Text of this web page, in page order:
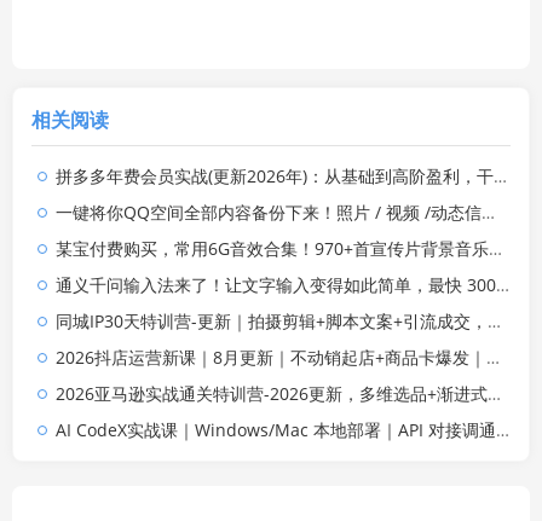
相关阅读
拼多多年费会员实战(更新2026年)：从基础到高阶盈利，干货拉满，帮你建立稳定盈利运营知识体系
一键将你QQ空间全部内容备份下来！照片 / 视频 /动态信息全存本地，Github最新开源项目 QzoneArchive
某宝付费购买，常用6G音效合集！970+首宣传片背景音乐，无版权可商用大气素材，分类清晰，高质量内容
通义千问输入法来了！让文字输入变得如此简单，最快 300 字/分，AI 自动润色，说话秒变工整文字
同城IP30天特训营-更新｜拍摄剪辑+脚本文案+引流成交，打爆本地流量提升门店业绩实操教学
2026抖店运营新课｜8月更新｜不动销起店+商品卡爆发｜达人玩法+店群批量复制｜轻松玩转抖音小店全域流量
2026亚马逊实战通关特训营-2026更新，多维选品+渐进式打法+AI应用，从0到1打造盈利店铺
AI CodeX实战课｜Windows/Mac 本地部署｜API 对接调通｜Skill 自制｜漫剧剪辑｜网站 VR 项目｜AI项目落地全教程